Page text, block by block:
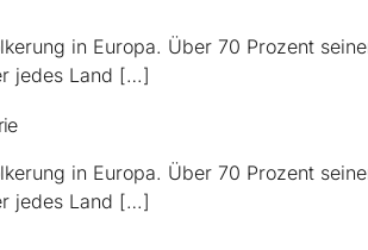
in Europa. Über 70 Prozent
jedes Land […]
in Europa. Über 70 Prozent
jedes Land […]